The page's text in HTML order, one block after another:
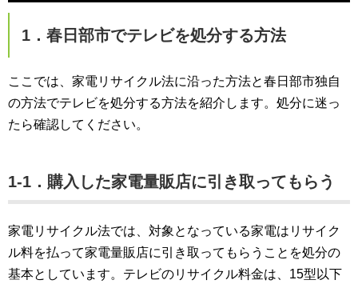
1．春日部市でテレビを処分する方法
ここでは、家電リサイクル法に沿った方法と春日部市独自
の方法でテレビを処分する方法を紹介します。処分に迷っ
たら確認してください。
1-1．購入した家電量販店に引き取ってもらう
家電リサイクル法では、対象となっている家電はリサイク
ル料を払って家電量販店に引き取ってもらうことを処分の
基本としています。テレビのリサイクル料金は、15型以下